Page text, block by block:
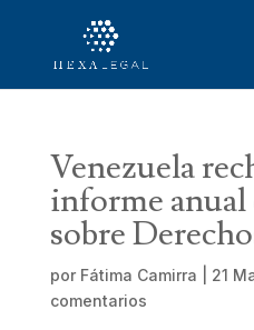
Venezuela
informe
sobre
por Fátima Camirra 21
comentarios